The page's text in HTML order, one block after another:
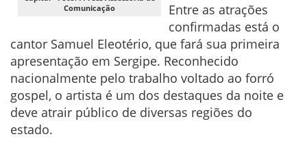
Comunicação
Entre as atrações
confirmadas está o
cantor Samuel Eleotério, que fará sua primeira
apresentação em Sergipe. Reconhecido
nacionalmente pelo trabalho voltado ao forró
gospel, o artista é um dos destaques da noite e
deve atrair público de diversas regiões do
estado.